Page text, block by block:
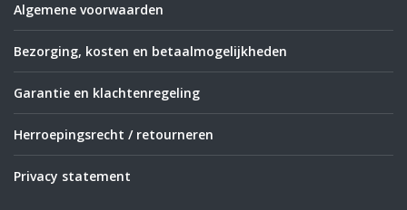
Algemene voorwaarden
Bezorging, kosten en betaalmogelijkheden
Garantie en klachtenregeling
Herroepingsrecht / retourneren
Privacy statement